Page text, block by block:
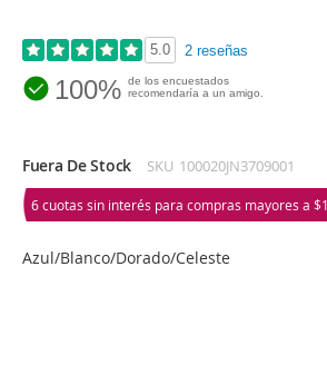
5.0 2 reseñas
100% de los encuestados
recomendaría a un amigo.
Fuera De Stock SKU 100020JN3709001
6 cuotas sin interés para compras mayores a
Azul/Blanco/Dorado/Celeste